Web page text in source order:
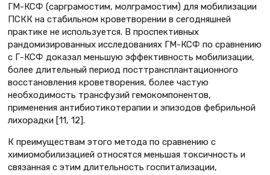
ГМ-КСФ (сарграмостим, молграмостим) для мобилизации
ПСКК на стабильном кроветворении в сегодняшней
практике не используется. В проспективных
рандомизированных исследованиях ГМ-КСФ по сравнению
с Г-КСФ доказал меньшую эффективность мобилизации,
более длительный период посттрансплантационного
восстановления кроветворения, более частую
необходимость трансфузий гемокомпонентов,
применения антибиотикотерапии и эпизодов фебрильной
лихорадки [11, 12].
К преимуществам этого метода по сравнению с
химиомобилизацией относятся меньшая токсичность и
связанная с этим длительность госпитализации,